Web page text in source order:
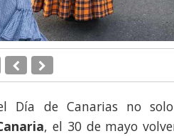
Día de Canarias no
, el 30 de mayo